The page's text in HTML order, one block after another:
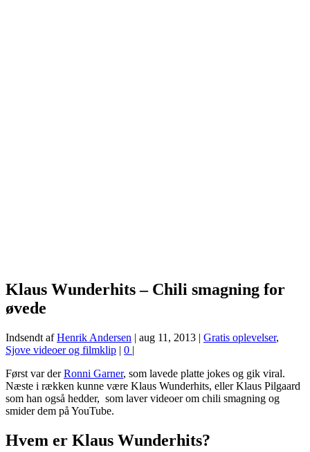
Klaus Wunderhits – Chili smagning for
øvede
Indsendt afHenrik Andersen | aug 11, 2013 | Gratis oplevelser,
Sjove videoer og filmklip | 0 |
Først var derRonni Garner, som lavede platte jokes og gik viral.
Næste i rækken kunne være Klaus Wunderhits, eller Klaus Pilgaard
som han også hedder, som laver videoer om chili smagning og
smider dem på YouTube.
Hvem er Klaus Wunderhits?